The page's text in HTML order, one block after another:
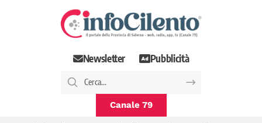
Newsletter Pubblicità
Canale 79